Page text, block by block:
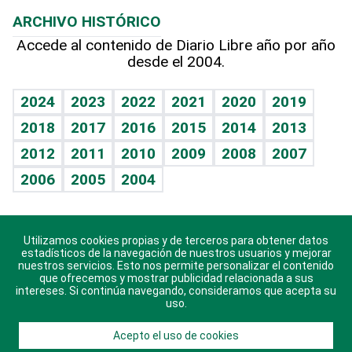
Hablando con el pediatra
Vida y familia
Eñe
Celebrando la vida
Sin complejos
En pocas palabras
Escuchando al corazón
Economía Personal
Línea de hit
TBT Deportivo
Más firmas
Hecho en casa
Guía del dinero
Cumpleaños
Horóscopos
Crucigramas
ARCHIVO HISTÓRICO
Accede al contenido de Diario Libre año por año
desde el 2004.
2024 2023 2022 2021 2020
2019
2018
2017 2016 2015 2014
2013
2012
2011 2010 2009 2008
2007
2006
2005 2004
Descarga nuestras aplicaciones para Android, iOS y
sistema Huawei.
Utilizamos cookies propias y de terceros para obtener datos
estadísticos de la navegación de nuestros usuarios y mejorar
nuestros servicios. Esto nos permite personalizar el contenido
que ofrecemos y mostrar publicidad relacionada a sus
intereses. Si continúa navegando, consideramos que acepta su
uso.
Acepto el uso de cookies